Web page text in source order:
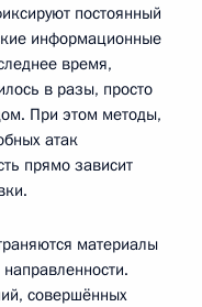
постоянный
информационные
время,
в разы, просто
При этом методы,
атак
прямо зависит
материалы
совершённых